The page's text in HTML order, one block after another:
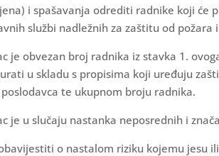
i spašavanja odrediti radnike koji
službi nadležnih za zaštitu od požara
je obvezan broj radnika iz stavka 1.
u skladu s propisima koji uređuju
te ukupnom broju radnika.
je u slučaju nastanka neposrednih i
o nastalom riziku kojemu jesu